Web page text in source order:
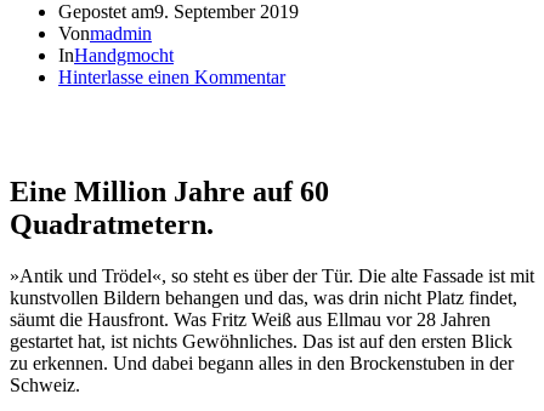
Gepostet am9. September 2019
Vonmadmin
InHandgmocht
Hinterlasse einen Kommentar
Eine Million Jahre auf 60
Quadratmetern.
»Antik und Trödel«, so steht es über der Tür. Die alte Fassade ist mit
kunstvollen Bildern behangen und das, was drin nicht Platz findet,
säumt die Hausfront. Was Fritz Weiß aus Ellmau vor 28 Jahren
gestartet hat, ist nichts Gewöhnliches. Das ist auf den ersten Blick
zu erkennen. Und dabei begann alles in den Brockenstuben in der
Schweiz.